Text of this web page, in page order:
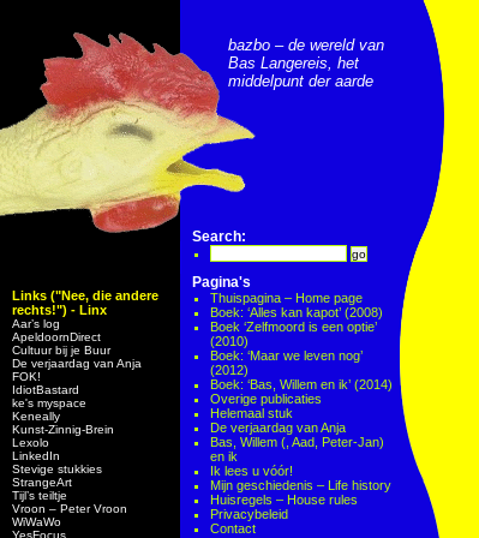
Links ("Nee, die andere
rechts!") - Linx
Aar’s log
ApeldoornDirect
Cultuur bij je Buur
De verjaardag van Anja
FOK!
IdiotBastard
ke's myspace
Keneally
Kunst-Zinnig-Brein
Lexolo
LinkedIn
Stevige stukkies
StrangeArt
Tijl’s teiltje
Vroon – Peter Vroon
WiWaWo
YesFocus
bazbo – de wereld van
Bas Langereis, het
middelpunt der aarde
Search:
Pagina's
Thuispagina – Home page
Boek: ‘Alles kan kapot’ (2008)
Boek ‘Zelfmoord is een optie’
(2010)
Boek: ‘Maar we leven nog’
(2012)
Boek: ‘Bas, Willem en ik’ (2014)
Overige publicaties
Helemaal stuk
De verjaardag van Anja
Bas, Willem (, Aad, Peter-Jan)
en ik
Ik lees u vóór!
Mijn geschiedenis – Life history
Huisregels – House rules
Privacybeleid
Contact